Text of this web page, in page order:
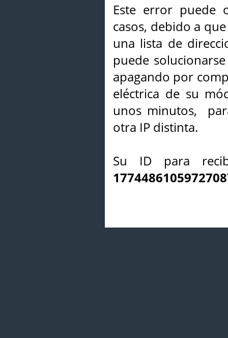
Este error puede
casos, debido a
una lista de
puede
apagando por
eléctrica de su
unos minutos,
otra IP distinta.
Su ID para